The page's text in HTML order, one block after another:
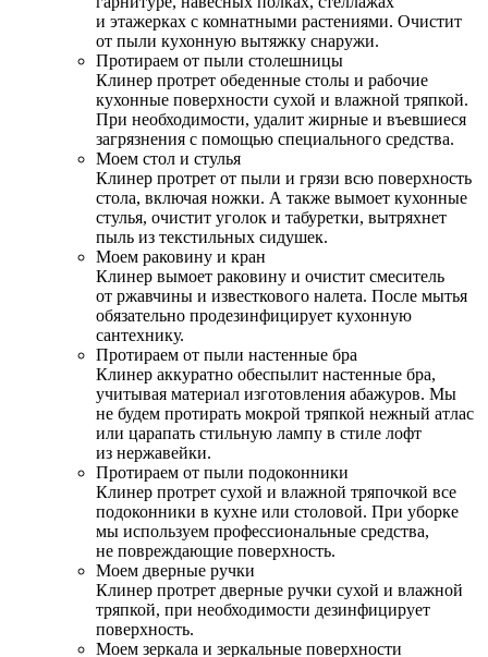
и этажерках с комнатными растениями. Очистит
от пыли кухонную вытяжку снаружи.
Протираем от пыли столешницы
Клинер протрет обеденные столы и рабочие
кухонные поверхности сухой и влажной тряпкой.
При необходимости, удалит жирные и въевшиеся
загрязнения с помощью специального средства.
Моем стол и стулья
Клинер протрет от пыли и грязи всю поверхность
стола, включая ножки. А также вымоет кухонные
стулья, очистит уголок и табуретки, вытряхнет
пыль из текстильных сидушек.
Моем раковину и кран
Клинер вымоет раковину и очистит смеситель
от ржавчины и известкового налета. После мытья
обязательно продезинфицирует кухонную
сантехнику.
Протираем от пыли настенные бра
Клинер аккуратно обеспылит настенные бра,
учитывая материал изготовления абажуров. Мы
не будем протирать мокрой тряпкой нежный атлас
или царапать стильную лампу в стиле лофт
из нержавейки.
Протираем от пыли подоконники
Клинер протрет сухой и влажной тряпочкой все
подоконники в кухне или столовой. При уборке
мы используем профессиональные средства,
не повреждающие поверхность.
Моем дверные ручки
Клинер протрет дверные ручки сухой и влажной
тряпкой, при необходимости дезинфицирует
поверхность.
Моем зеркала и зеркальные поверхности